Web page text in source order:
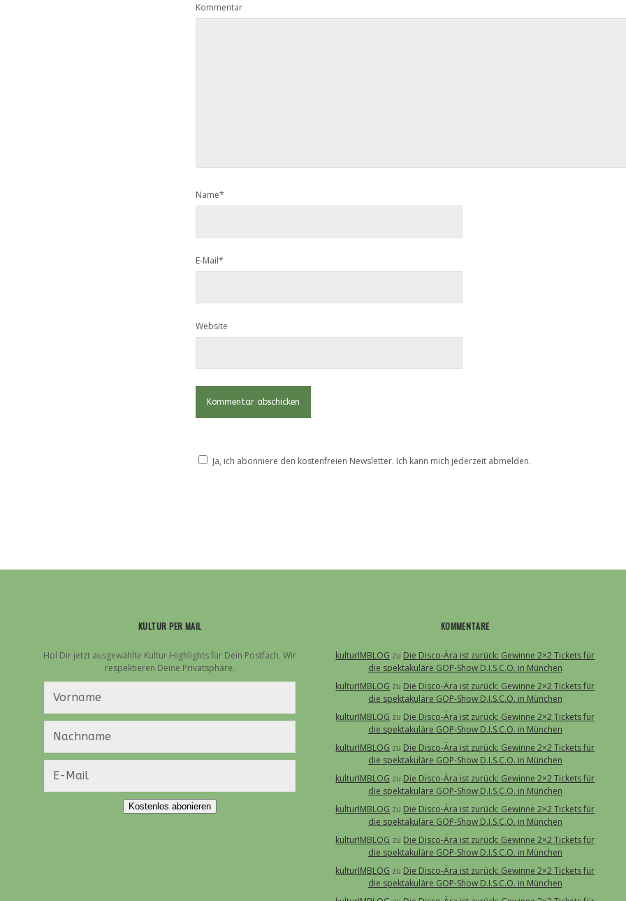
Kommentar
Name*
E-Mail*
Website
Ja, ich abonniere den kostenfreien Newsletter. Ich kann mich jederzeit abmelden.
KULTUR PER MAIL
Hol Dir jetzt ausgewählte Kultur-Highlights für Dein Postfach. Wir
respektieren Deine Privatsphäre.
Kostenlos abonieren
KOMMENTARE
kulturIMBLOG zu Die Disco-Ära ist zurück: Gewinne 2×2 Tickets für
die spektakuläre GOP-Show D.I.S.C.O. in München
kulturIMBLOG zu Die Disco-Ära ist zurück: Gewinne 2×2 Tickets für
die spektakuläre GOP-Show D.I.S.C.O. in München
kulturIMBLOG zu Die Disco-Ära ist zurück: Gewinne 2×2 Tickets für
die spektakuläre GOP-Show D.I.S.C.O. in München
kulturIMBLOG zu Die Disco-Ära ist zurück: Gewinne 2×2 Tickets für
die spektakuläre GOP-Show D.I.S.C.O. in München
kulturIMBLOG zu Die Disco-Ära ist zurück: Gewinne 2×2 Tickets für
die spektakuläre GOP-Show D.I.S.C.O. in München
kulturIMBLOG zu Die Disco-Ära ist zurück: Gewinne 2×2 Tickets für
die spektakuläre GOP-Show D.I.S.C.O. in München
kulturIMBLOG zu Die Disco-Ära ist zurück: Gewinne 2×2 Tickets für
die spektakuläre GOP-Show D.I.S.C.O. in München
kulturIMBLOG zu Die Disco-Ära ist zurück: Gewinne 2×2 Tickets für
die spektakuläre GOP-Show D.I.S.C.O. in München